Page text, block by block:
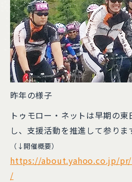
昨年の様子
トゥモロー・ネットは早期の
し、支援活動を推進して参りま
（↓開催概要）
https://about.yahoo.co.jp/
/